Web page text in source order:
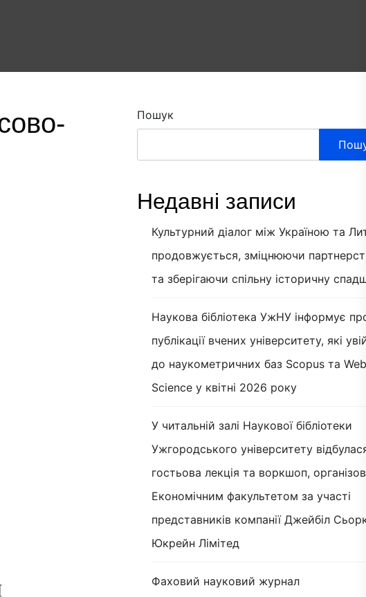
Пошук
Недавні записи
Культурний діалог між Україною та
продовжується, зміцнюючи
та зберігаючи спільну історичну
Наукова бібліотека УжНУ інформує
публікації вчених університету, які
до наукометричних баз Scopus та
Science у квітні 2026 року
У читальній залі Наукової бібліотеки
Ужгородського університету
гостьова лекція та воркшоп,
Економічним факультетом за участі
представників компанії Джейбіл
Юкрейн Лімітед
Фаховий науковий журнал